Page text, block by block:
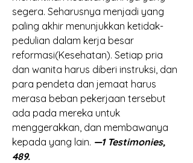
segera. Seharusnya menjadi yang
paling akhir menunjukkan ketidak-
pedulian dalam kerja besar
reformasi(Kesehatan). Setiap pria
dan wanita harus diberi instruksi, dan
para pendeta dan jemaat harus
merasa beban pekerjaan tersebut
ada pada mereka untuk
menggerakkan, dan membawanya
kepada yang lain. —1 Testimonies,
489.